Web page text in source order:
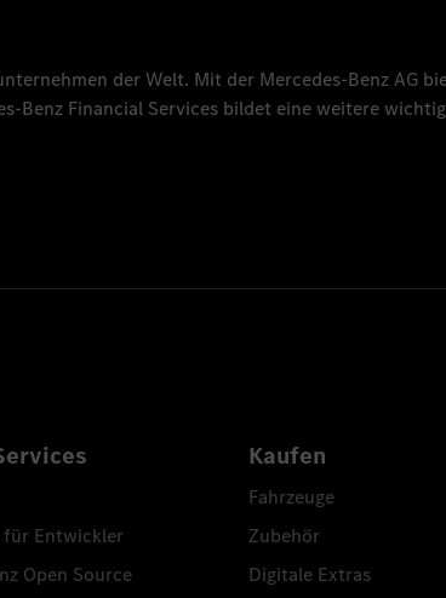
der Welt. Mit der Mercedes-Benz AG
Benz Financial Services bildet eine weitere
für Entwickler
Open Source
Kaufen
Fahrzeuge
Zubehör
Digitale Extras